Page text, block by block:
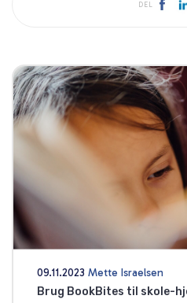
DEL
09.11.2023 Mette Israelsen
Brug BookBites til skole-